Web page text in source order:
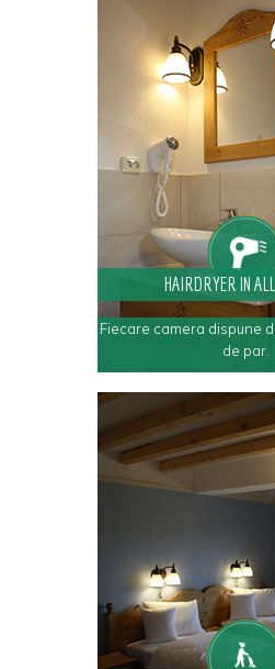
HAIRDRYER IN
Fiecare camera dispune
de par.